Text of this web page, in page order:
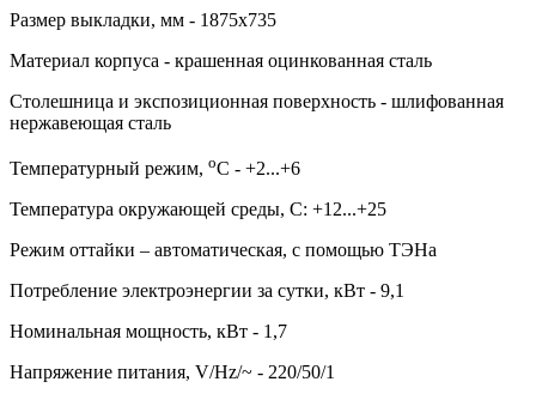
Размер выкладки, мм - 1875х735
Материал корпуса - крашенная оцинкованная сталь
Столешница и экспозиционная поверхность - шлифованная
нержавеющая сталь
Температурный режим, оС - +2...+6
Температура окружающей среды, С: +12...+25
Режим оттайки – автоматическая, с помощью ТЭНа
Потребление электроэнергии за сутки, кВт - 9,1
Номинальная мощность, кВт - 1,7
Напряжение питания, V/Hz/~ - 220/50/1